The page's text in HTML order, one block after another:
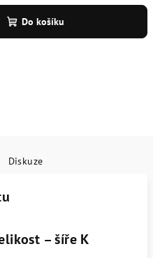
Do košíku
Diskuze
– šíře K